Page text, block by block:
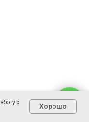
с
Хорошо